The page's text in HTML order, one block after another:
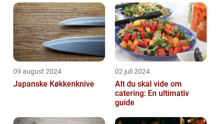
09 august 2024
Japanske Køkkenknive
02 juli 2024
Alt du skal vide om
catering: En ultimativ
guide